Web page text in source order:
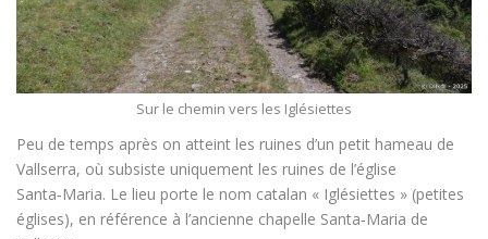
Sur le chemin vers les Iglésiettes
Peu de temps après on atteint les ruines d’un petit hameau de
Vallserra, où subsiste uniquement les ruines de l’église
Santa‑Maria. Le lieu porte le nom catalan « Iglésiettes » (petites
églises), en référence à l’ancienne chapelle Santa‑Maria de